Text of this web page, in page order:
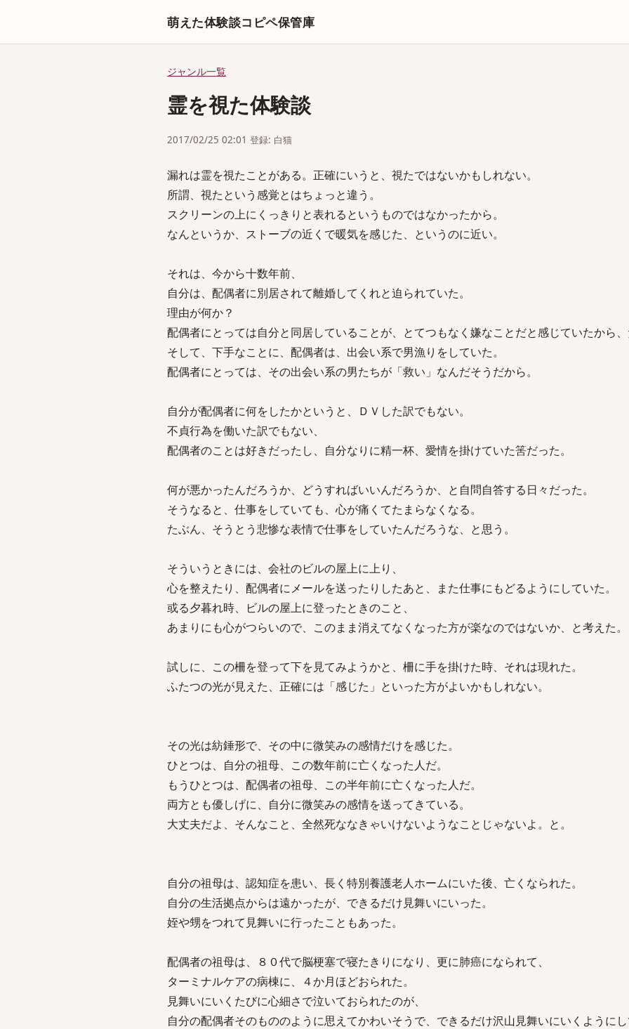
萌えた体験談コピペ保管庫
ジャンル一覧
霊を視た体験談
2017/02/25 02:01 登録: 白猫
漏れは霊を視たことがある。正確にいうと、視たではないかもしれない。
所謂、視たという感覚とはちょっと違う。
スクリーンの上にくっきりと表れるというものではなかったから。
なんというか、ストーブの近くで暖気を感じた、というのに近い。
それは、今から十数年前、
自分は、配偶者に別居されて離婚してくれと迫られていた。
理由が何か？
配偶者にとっては自分と同居していることが、とてつもなく嫌なことだと感じていたから
そして、下手なことに、配偶者は、出会い系で男漁りをしていた。
配偶者にとっては、その出会い系の男たちが「救い」なんだそうだから。
自分が配偶者に何をしたかというと、ＤＶした訳でもない。
不貞行為を働いた訳でもない、
配偶者のことは好きだったし、自分なりに精一杯、愛情を掛けていた筈だった。
何が悪かったんだろうか、どうすればいいんだろうか、と自問自答する日々だった。
そうなると、仕事をしていても、心が痛くてたまらなくなる。
たぶん、そうとう悲惨な表情で仕事をしていたんだろうな、と思う。
そういうときには、会社のビルの屋上に上り、
心を整えたり、配偶者にメールを送ったりしたあと、また仕事にもどるようにしていた。
或る夕暮れ時、ビルの屋上に登ったときのこと、
あまりにも心がつらいので、このまま消えてなくなった方が楽なのではないか、と考えた。
試しに、この柵を登って下を見てみようかと、柵に手を掛けた時、それは現れた。
ふたつの光が見えた、正確には「感じた」といった方がよいかもしれない。
その光は紡錘形で、その中に微笑みの感情だけを感じた。
ひとつは、自分の祖母、この数年前に亡くなった人だ。
もうひとつは、配偶者の祖母、この半年前に亡くなった人だ。
両方とも優しげに、自分に微笑みの感情を送ってきている。
大丈夫だよ、そんなこと、全然死ななきゃいけないようなことじゃないよ。と。
自分の祖母は、認知症を患い、長く特別養護老人ホームにいた後、亡くなられた。
自分の生活拠点からは遠かったが、できるだけ見舞いにいった。
姪や甥をつれて見舞いに行ったこともあった。
配偶者の祖母は、８０代で脳梗塞で寝たきりになり、更に肺癌になられて、
ターミナルケアの病棟に、４か月ほどおられた。
見舞いにいくたびに心細さで泣いておられたのが、
自分の配偶者そのもののように思えてかわいそうで、できるだけ沢山見舞いにいくように